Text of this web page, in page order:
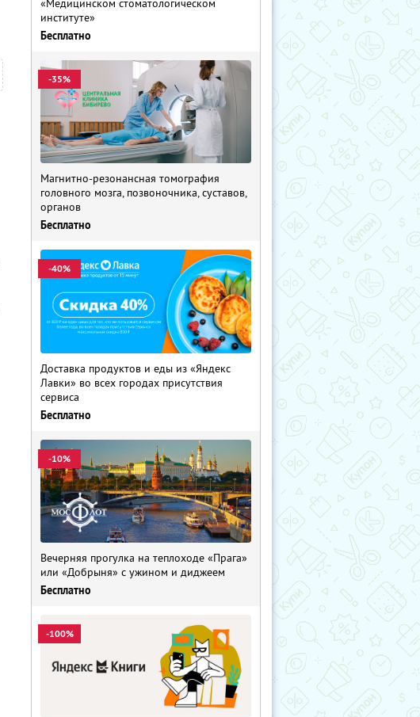
«Медицинском стоматологическом
институте»
Бесплатно
-35%
Магнитно-резонансная томография
головного мозга, позвоночника, суставов,
органов
Бесплатно
-40%
Доставка продуктов и еды из «Яндекс
Лавки» во всех городах присутствия
сервиса
Бесплатно
-10%
Вечерняя прогулка на теплоходе «Прага»
или «Добрыня» с ужином и диджеем
Бесплатно
-100%